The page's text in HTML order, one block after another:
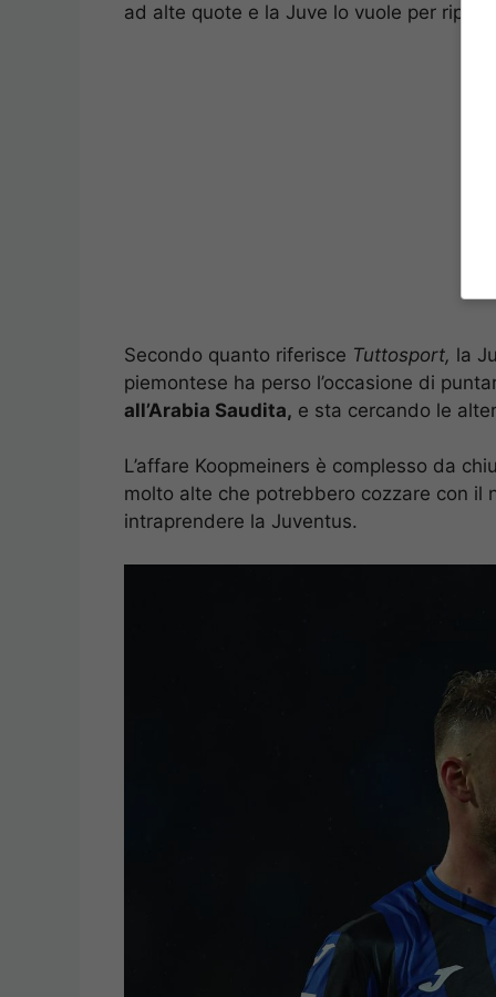
ad alte quote e la Juve lo vuole per
Secondo quanto riferisce Tuttosport, la
piemontese ha perso l’occasione di
all’Arabia Saudita, e sta cercando le
L’affare Koopmeiners è complesso da
molto alte che potrebbero cozzare con il
intraprendere la Juventus.